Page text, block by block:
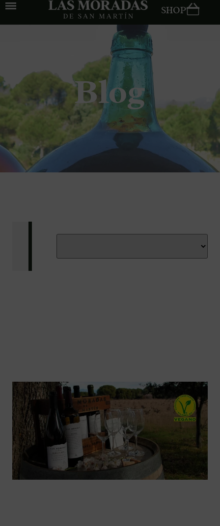
SHOP
Blog